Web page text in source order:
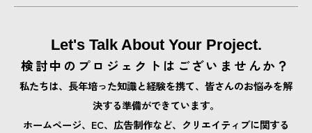
Let's Talk About Your Project.
検討中のプロジェクトはございませんか？
私たちは、長年培った知識と経験を携て、皆さんのお悩みを解
決する準備ができています。
ホームページ、EC、広告制作など、クリエイティブに関する